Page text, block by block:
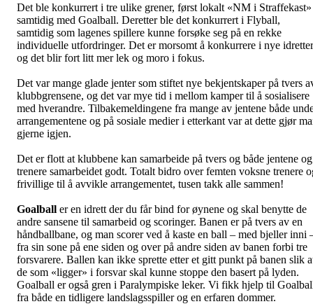
Det ble konkurrert i tre ulike grener, først lokalt «NM i Straffekast»
samtidig med Goalball. Deretter ble det konkurrert i Flyball,
samtidig som lagenes spillere kunne forsøke seg på en rekke
individuelle utfordringer. Det er morsomt å konkurrere i nye idretter
og det blir fort litt mer lek og moro i fokus.
Det var mange glade jenter som stiftet nye bekjentskaper på tvers
klubbgrensene, og det var mye tid i mellom kamper til å sosialisere
med hverandre. Tilbakemeldingene fra mange av jentene både
arrangementene og på sosiale medier i etterkant var at dette gjør
gjerne igjen.
Det er flott at klubbene kan samarbeide på tvers og både jentene og
trenere samarbeidet godt. Totalt bidro over femten voksne trenere
frivillige til å avvikle arrangementet, tusen takk alle sammen!
Goalball er en idrett der du får bind for øynene og skal benytte de
andre sansene til samarbeid og scoringer. Banen er på tvers av en
håndballbane, og man scorer ved å kaste en ball – med bjeller inni
fra sin sone på ene siden og over på andre siden av banen forbi tre
forsvarere. Ballen kan ikke sprette etter et gitt punkt på banen slik
de som «ligger» i forsvar skal kunne stoppe den basert på lyden.
Goalball er også gren i Paralympiske leker. Vi fikk hjelp til
fra både en tidligere landslagsspiller og en erfaren dommer.